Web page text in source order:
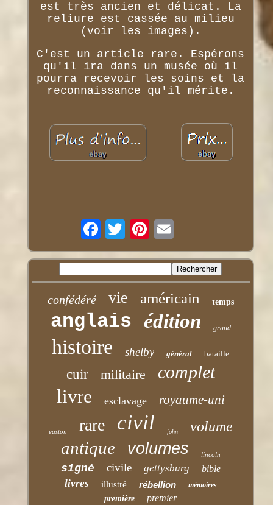
est très ancien et délicat. La
reliure est cassée au milieu
(voir les images).
C'est un article rare. Espérons
qu'il ira dans un musée où il
pourra recevoir les soins et la
reconnaissance qu'il mérite.
confédéré vie américain temps
anglais édition grand
histoire shelby général bataille
cuir militaire complet
livre esclavage royaume-uni
easton rare civil john volume
antique volumes lincoln
signé civile gettysburg bible
livres illustré rébellion mémoires
première premier